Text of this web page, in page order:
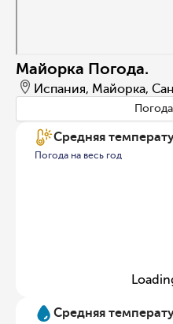
Майорка Погода.
Испания, Майорка,
Средняя
Погода на весь год
Средняя